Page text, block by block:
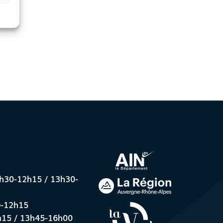
12h15 / 13h30-
12h15
/ 13h45-16h00